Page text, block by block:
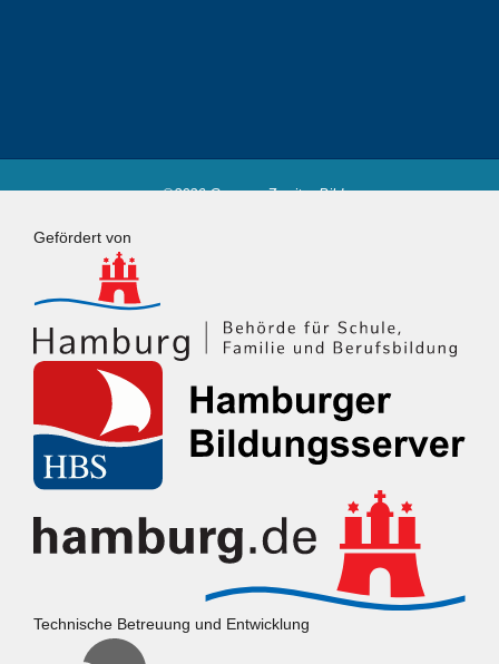
©2026 Campus Zweiter Bildungsweg
Gefördert von
Technische Betreuung und Entwicklung